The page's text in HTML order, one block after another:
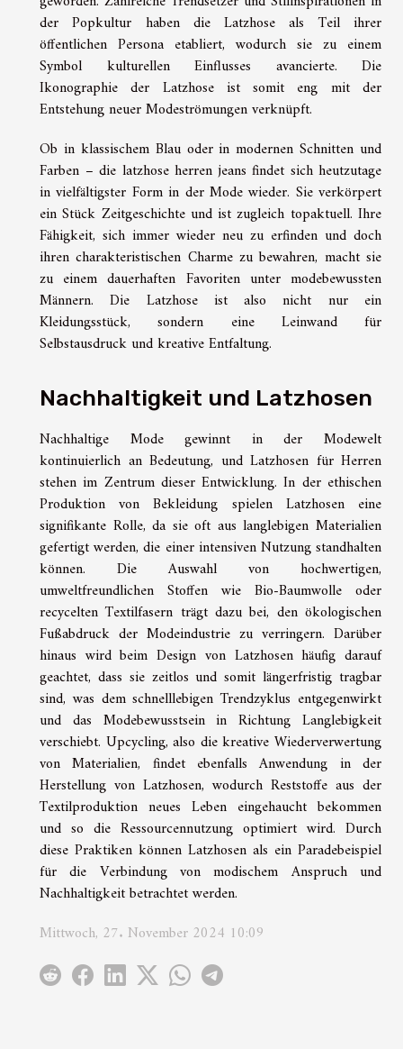
der Popkultur haben die Latzhose als Teil ihrer
öffentlichen Persona etabliert, wodurch sie zu einem
Symbol kulturellen Einflusses avancierte. Die
Ikonographie der Latzhose ist somit eng mit der
Entstehung neuer Modeströmungen verknüpft.
Ob in klassischem Blau oder in modernen Schnitten und
Farben – die latzhose herren jeans findet sich heutzutage
in vielfältigster Form in der Mode wieder. Sie verkörpert
ein Stück Zeitgeschichte und ist zugleich topaktuell. Ihre
Fähigkeit, sich immer wieder neu zu erfinden und doch
ihren charakteristischen Charme zu bewahren, macht sie
zu einem dauerhaften Favoriten unter modebewussten
Männern. Die Latzhose ist also nicht nur ein
Kleidungsstück, sondern eine Leinwand für
Selbstausdruck und kreative Entfaltung.
Nachhaltigkeit und Latzhosen
Nachhaltige Mode gewinnt in der Modewelt
kontinuierlich an Bedeutung, und Latzhosen für Herren
stehen im Zentrum dieser Entwicklung. In der ethischen
Produktion von Bekleidung spielen Latzhosen eine
signifikante Rolle, da sie oft aus langlebigen Materialien
gefertigt werden, die einer intensiven Nutzung standhalten
können. Die Auswahl von hochwertigen,
umweltfreundlichen Stoffen wie Bio-Baumwolle oder
recycelten Textilfasern trägt dazu bei, den ökologischen
Fußabdruck der Modeindustrie zu verringern. Darüber
hinaus wird beim Design von Latzhosen häufig darauf
geachtet, dass sie zeitlos und somit längerfristig tragbar
sind, was dem schnelllebigen Trendzyklus entgegenwirkt
und das Modebewusstsein in Richtung Langlebigkeit
verschiebt. Upcycling, also die kreative Wiederverwertung
von Materialien, findet ebenfalls Anwendung in der
Herstellung von Latzhosen, wodurch Reststoffe aus der
Textilproduktion neues Leben eingehaucht bekommen
und so die Ressourcennutzung optimiert wird. Durch
diese Praktiken können Latzhosen als ein Paradebeispiel
für die Verbindung von modischem Anspruch und
Nachhaltigkeit betrachtet werden.
Mittwoch, 27. November 2024 10:09